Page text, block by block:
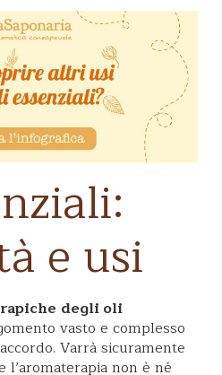
e usi
degli oli
vasto e complesso
Varrà sicuramente
non è né